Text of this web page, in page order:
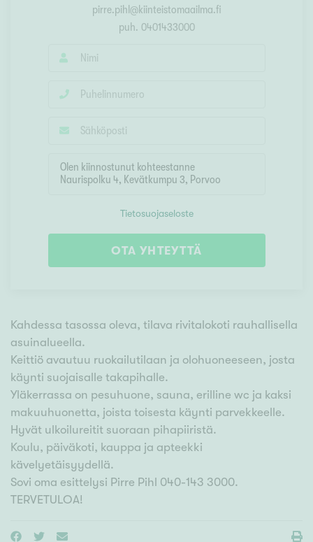
pirre.pihl@kiinteistomaailma.fi
puh. 0401433000
Tietosuojaseloste
OTA YHTEYTTÄ
Kahdessa tasossa oleva, tilava rivitalokoti rauhallisella
asuinalueella.
Keittiö avautuu ruokailutilaan ja olohuoneeseen, josta
käynti suojaisalle takapihalle.
Yläkerrassa on pesuhuone, sauna, erilline wc ja kaksi
makuuhuonetta, joista toisesta käynti parvekkeelle.
Hyvät ulkoilureitit suoraan pihapiiristä.
Koulu, päiväkoti, kauppa ja apteekki
kävelyetäisyydellä.
Sovi oma esittelysi Pirre Pihl 040-143 3000.
TERVETULOA!